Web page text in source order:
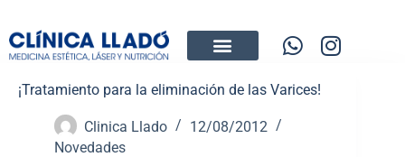
¡Tratamiento para la eliminación de las Varices!
Clinica Llado
12/08/2012
Novedades